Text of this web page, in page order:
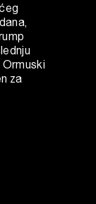
za